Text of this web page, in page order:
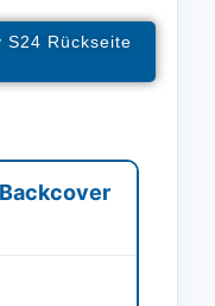
S24 Rückseite